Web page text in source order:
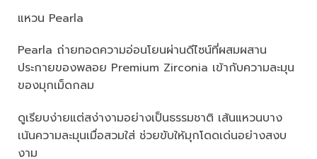
แหวน Pearla
Pearla ถ่ายทอดความอ่อนโยนผ่านดีไซน์ที่ผสมผสาน
ประกายของพลอย Premium Zirconia เข้ากับความละมุน
ของมุกเม็ดกลม
ดูเรียบง่ายแต่สง่างามอย่างเป็นธรรมชาติ เส้นแหวนบาง
เน้นความละมุนเมื่อสวมใส่ ช่วยขับให้มุกโดดเด่นอย่างสงบ
งาม